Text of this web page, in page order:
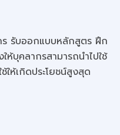
รับออกแบบหลักสูตร ฝึก
ห้บุคลากรสามารถนำไปใช้
ให้เกิดประโยชน์สูงสุด